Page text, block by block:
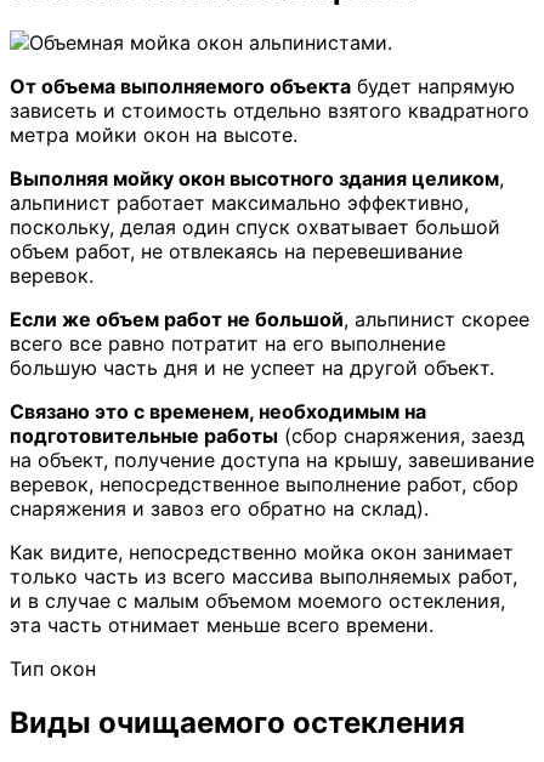
От объема выполняемого объекта будет напрямую
зависеть и стоимость отдельно взятого квадратного
метра мойки окон на высоте.
Выполняя мойку окон высотного здания целиком,
альпинист работает максимально эффективно,
поскольку, делая один спуск охватывает большой
объем работ, не отвлекаясь на перевешивание
веревок.
Если же объем работ не большой, альпинист скорее
всего все равно потратит на его выполнение
большую часть дня и не успеет на другой объект.
Связано это с временем, необходимым на
подготовительные работы (сбор снаряжения, заезд
на объект, получение доступа на крышу, завешивание
веревок, непосредственное выполнение работ, сбор
снаряжения и завоз его обратно на склад).
Как видите, непосредственно мойка окон занимает
только часть из всего массива выполняемых работ,
и в случае с малым объемом моемого остекления,
эта часть отнимает меньше всего времени.
Тип окон
Виды очищаемого остекления